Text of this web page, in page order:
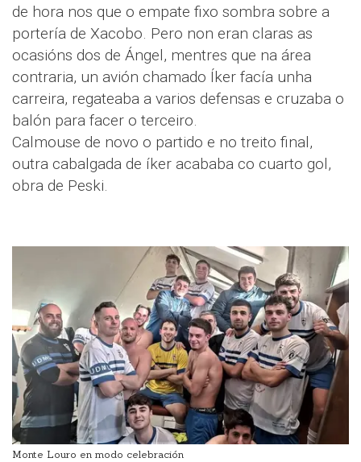
de hora nos que o empate fixo sombra sobre a
portería de Xacobo. Pero non eran claras as
ocasións dos de Ángel, mentres que na área
contraria, un avión chamado Íker facía unha
carreira, regateaba a varios defensas e cruzaba o
balón para facer o terceiro.
Calmouse de novo o partido e no treito final,
outra cabalgada de íker acababa co cuarto gol,
obra de Peski.
Monte Louro en modo celebración